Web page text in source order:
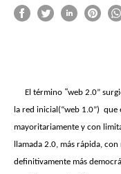
El término “web 2.0”
la red inicial(“web 1.0”) que
mayoritariamente y con
llamada 2.0, más rápida,
definitivamente más